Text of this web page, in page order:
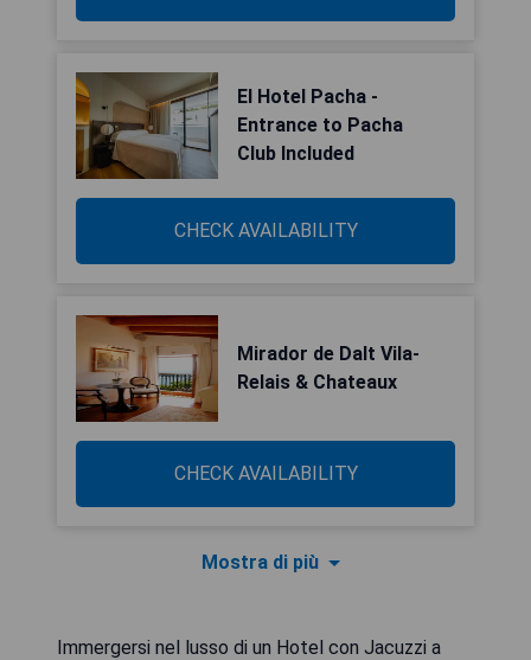
El Hotel Pacha -
Entrance to Pacha
Club Included
CHECK AVAILABILITY
Mirador de Dalt Vila-
Relais & Chateaux
CHECK AVAILABILITY
Mostra di più
Immergersi nel lusso di un Hotel con Jacuzzi a